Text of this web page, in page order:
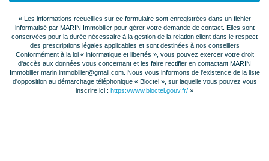
« Les informations recueillies sur ce formulaire sont enregistrées dans un fichier
informatisé par MARIN Immobilier pour gérer votre demande de contact. Elles sont
conservées pour la durée nécessaire à la gestion de la relation client dans le respect
des prescriptions légales applicables et sont destinées à nos conseillers
Conformément à la loi « informatique et libertés », vous pouvez exercer votre droit
d'accès aux données vous concernant et les faire rectifier en contactant MARIN
Immobilier marin.immobilier@gmail.com. Nous vous informons de l'existence de la liste
d'opposition au démarchage téléphonique « Bloctel », sur laquelle vous pouvez vous
inscrire ici : https://www.bloctel.gouv.fr/ »